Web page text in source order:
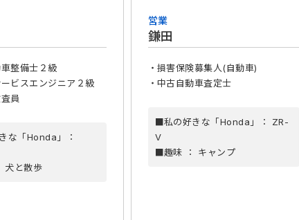
整備士２級
ビスエンジニア２級
員
な「Honda」：
と散歩
営業
鎌田
・損害保険募集人(自動車)
・中古自動車査定士
■私の好きな「Honda」： ZR-
V
■趣味 ： キャンプ